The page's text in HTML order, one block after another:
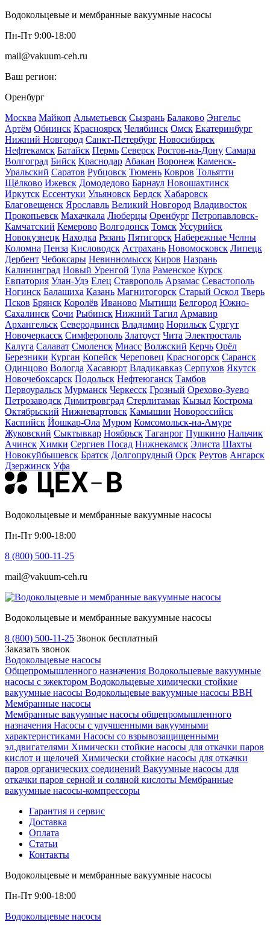
Водокольцевые и мембранные вакуумные насосы
Пн-Пт 9:00-18:00
mail@vakuum-ceh.ru
Ваш регион:
Оренбург
Москва Майкоп Альметьевск Сызрань Балаково Энгельс
Артём Обнинск Красноярск Челябинск Омск Екатеринбург
Нижний Новгород Санкт-Петербург Новосибирск
Нефтекамск Батайск Пермь Северск Ростов-на-Дону Самара
Волгоград Бийск Краснодар Абакан Воронеж Каменск-
Уральский Саратов Рубцовск Тюмень Ковров Тольятти
Щёлково Ижевск Домодедово Барнаул Новошахтинск
Иркутск Ессентуки Ульяновск Бердск Хабаровск
Благовещенск Ярославль Великий Новгород Владивосток
Прокопьевск Махачкала Люберцы Оренбург Петропавловск-
Камчатский Кемерово Волгодонск Томск Уссурийск
Новокузнецк Находка Рязань Пятигорск Набережные Челны
Коломна Пенза Кисловодск Астрахань Новомосковск Липецк
Дербент Чебоксары Невинномысск Киров Назрань
Калининград Новый Уренгой Тула Раменское Курск
Евпатория Улан-Удэ Елец Ставрополь Арзамас Севастополь
Ногинск Балашиха Казань Магнитогорск Старый Оскол Тверь
Псков Брянск Королёв Иваново Мытищи Белгород Южно-
Сахалинск Сочи Рыбинск Нижний Тагил Армавир
Архангельск Северодвинск Владимир Норильск Сургут
Новочеркасск Симферополь Златоуст Чита Электросталь
Калуга Салават Смоленск Миасс Волжский Керчь Орёл
Березники Курган Копейск Череповец Красногорск Саранск
Одинцово Вологда Хасавюрт Владикавказ Серпухов Якутск
Новочебоксарск Подольск Нефтеюганск Тамбов
Первоуральск Мурманск Черкесск Грозный Орехово-Зуево
Петрозаводск Димитровград Стерлитамак Кызыл Кострома
Октябрьский Нижневартовск Камышин Новороссийск
Каспийск Йошкар-Ола Муром Комсомольск-на-Амуре
Жуковский Сыктывкар Ноябрьск Таганрог Пушкино Нальчик
Ачинск Химки Сергиев Посад Нижнекамск Элиста Шахты
Новокуйбышевск Братск Долгопрудный Орск Реутов Ангарск
Дзержинск Уфа
Водокольцевые и мембранные вакуумные насосы
Пн-Пт 9:00-18:00
8 (800) 500-11-25
mail@vakuum-ceh.ru
Водокольцевые и мембранные вакуумные насосы
8 (800) 500-11-25 Звонок бесплатный
Заказать звонок
Водокольцевые насосы
Общепромышленного назначения Водокольцевые вакуумные
насосы с эжектором Водокольцевые химически стойкие
вакуумные насосы Водокольцевые вакуумные насосы ВВН
Мембранные насосы
Мембранные вакуумные насосы общепромышленного
назначения Насосы с улучшенными вакуумными
характеристиками Насосы со взрывозащищенными
эл.двигателями Химически стойкие насосы для откачки паров
кислот и щелочей Химически стойкие насосы для откачки
паров органических соединений Вакуумные насосы для
откачки паров серной и соляной кислоты Мембранные
вакуумные насосы-компрессоры
Гарантия и сервис
Доставка
Оплата
Статьи
Контакты
Водокольцевые и мембранные вакуумные насосы
Пн-Пт 9:00-18:00
Водокольцевые насосы